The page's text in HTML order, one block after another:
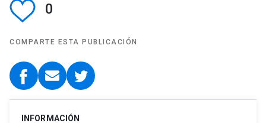
0
COMPARTE ESTA PUBLICACIÓN
INFORMACIÓN